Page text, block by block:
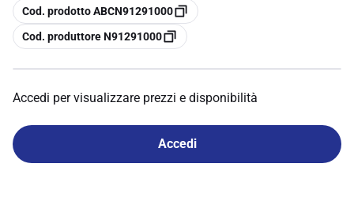
copia
Cod. prodotto ABCN91291000
copia
Cod. produttore N91291000
Accedi per visualizzare prezzi e disponibilità
Accedi